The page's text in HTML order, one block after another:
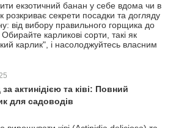
екзотичний банан у себе вдома чи в
розкриває секрети посадки та догляду
від вибору правильного горщика до
Обирайте карликові сорти, такі як
карлик", і насолоджуйтесь власним
актинідією та ківі: Повний
для садоводів